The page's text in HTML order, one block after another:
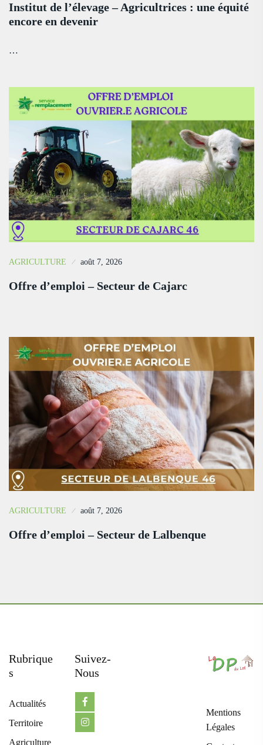
Institut de l’élevage – Agricultrices : une équité
encore en devenir
…
AGRICULTURE août 7, 2026
Offre d’emploi – Secteur de Cajarc
AGRICULTURE août 7, 2026
Offre d’emploi – Secteur de Lalbenque
Rubrique
S
Actualités
Territoire
Agriculture
Suivez-
Nous
Mentions
Légales